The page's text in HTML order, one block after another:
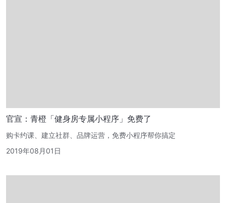
官宣：青橙「健身房专属小程序」免费了
购卡约课、建立社群、品牌运营，免费小程序帮你搞定
2019年08月01日